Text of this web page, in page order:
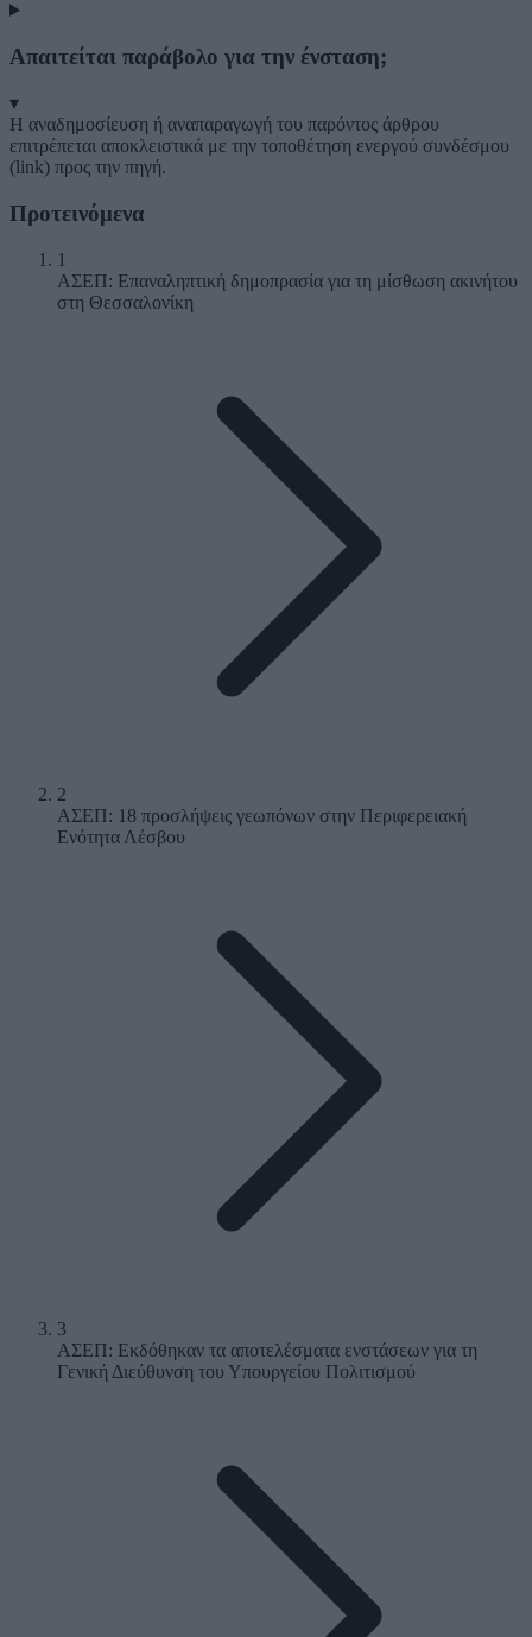
Απαιτείται παράβολο για την ένσταση;
▾
Η αναδημοσίευση ή αναπαραγωγή του παρόντος άρθρου
επιτρέπεται αποκλειστικά με την τοποθέτηση ενεργού συνδέσμου
(link) προς την πηγή.
Προτεινόμενα
1
ΑΣΕΠ: Επαναληπτική δημοπρασία για τη μίσθωση ακινήτου
στη Θεσσαλονίκη
2
ΑΣΕΠ: 18 προσλήψεις γεωπόνων στην Περιφερειακή
Ενότητα Λέσβου
3
ΑΣΕΠ: Εκδόθηκαν τα αποτελέσματα ενστάσεων για τη
Γενική Διεύθυνση του Υπουργείου Πολιτισμού